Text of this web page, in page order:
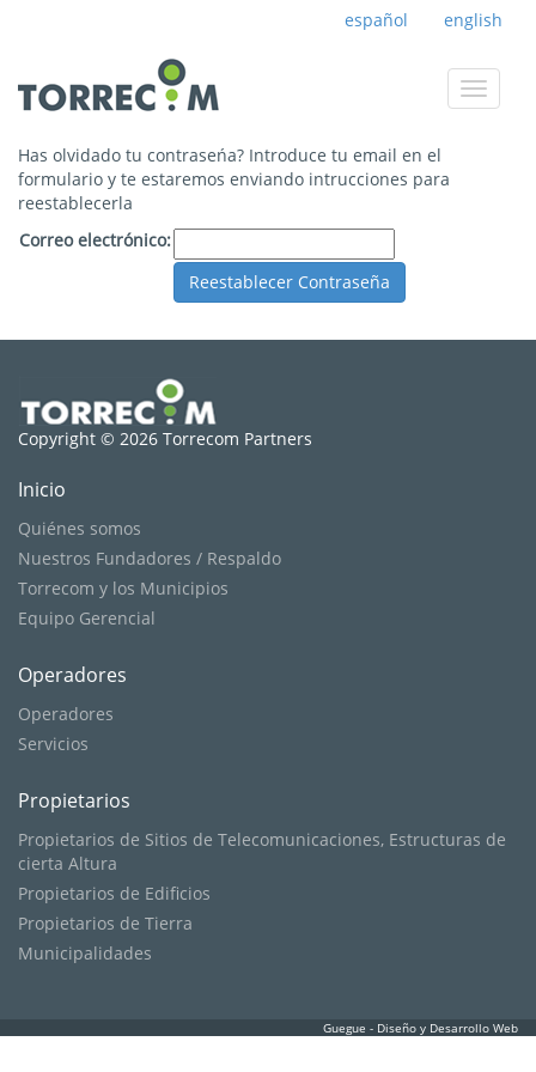
español english
Toggle
Has olvidado tu contraseńa? Introduce tu email en el
formulario y te estaremos enviando intrucciones para
reestablecerla
Correo electrónico:
Copyright © 2026 Torrecom Partners
Inicio
Quiénes somos
Nuestros Fundadores / Respaldo
Torrecom y los Municipios
Equipo Gerencial
Operadores
Operadores
Servicios
Propietarios
Propietarios de Sitios de Telecomunicaciones, Estructuras de
cierta Altura
Propietarios de Edificios
Propietarios de Tierra
Municipalidades
Guegue - Diseño y Desarrollo Web